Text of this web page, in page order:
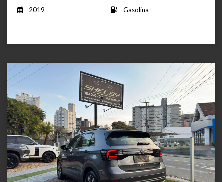
2019
Gasolina